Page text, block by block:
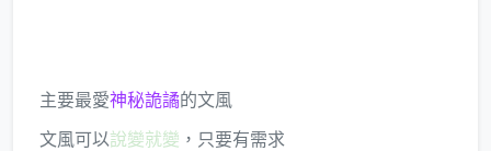
主要最愛神秘詭譎的文風
文風可以說變就變 ，只要有需求